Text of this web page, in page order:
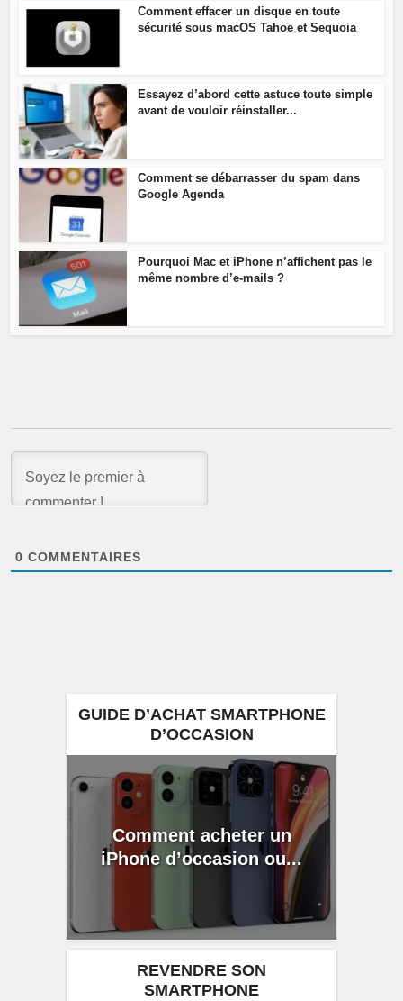
Comment effacer un disque en toute
sécurité sous macOS Tahoe et Sequoia
Essayez d’abord cette astuce toute simple
avant de vouloir réinstaller...
Comment se débarrasser du spam dans
Google Agenda
Pourquoi Mac et iPhone n’affichent pas le
même nombre d’e-mails ?
0 COMMENTAIRES
GUIDE D’ACHAT SMARTPHONE
D’OCCASION
Comment acheter un
iPhone d’occasion ou...
REVENDRE SON
SMARTPHONE